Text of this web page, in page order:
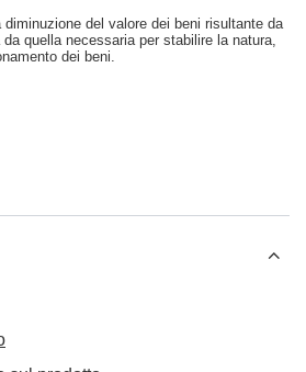
del valore dei beni risultante da
quella necessaria per stabilire la natura,
dei beni.